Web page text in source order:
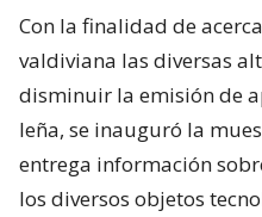
Con la finalidad de
valdiviana las diversas
disminuir la emisión de
leña, se inauguró la
entrega información
los diversos objetos